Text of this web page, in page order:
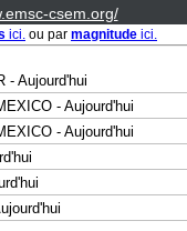
csem.org/
ici. ou par magnitude ici.
- Aujourd'hui
- Aujourd'hui
- Aujourd'hui